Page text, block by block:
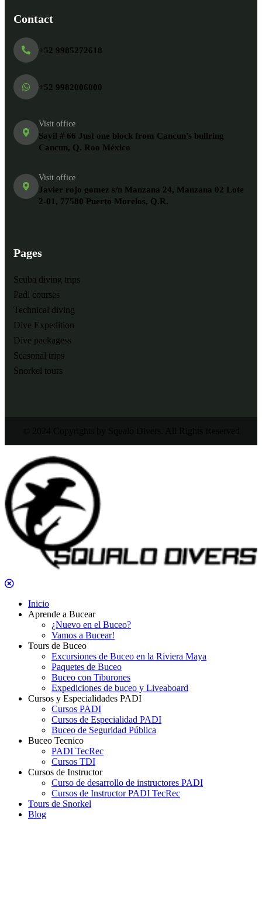
Contact
+52 9985272618
+52 9982006000
Visit office
Sayil # 66 Just one block from Cancun’s bullring
Cancun, Q. Roo México
Visit office
Javier rojo gomez s/n Manzana 24, Manzana 02 Lote
2-01, 77580 Puerto Morelos, Q.R.
Pages
Scuba diving trips
Padi courses
Technical diving
Dive Expedition
Dive packagess
Seasonal trips
Snorkel tours
Inicio
Aprende a Bucear
¿Nuevo en el Buceo?
Vamos a Bucear!
Tours de Buceo
Excursiones de Buceo en la Riviera Maya
Paquetes de Buceo
Buceo con Tiburones
Expediciones de buceo y Liveaboard
Cursos y Especialidades PADI
Cursos PADI
Cursos de Especialidad PADI
Buceo de Seguridad Pública
Buceo Tecnico
PADI TecRec
Cursos TDI
Cursos de Instructor
Curso de desarrollo de instructores PADI
Cursos de Instructor PADI TecRec
Tours de Snorkel
Blog